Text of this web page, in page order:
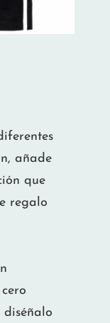
añade
que
regalo
diséñalo